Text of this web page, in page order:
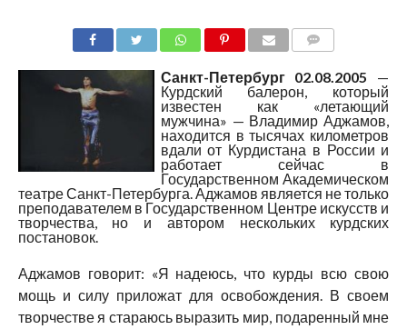
Санкт-Петербург 02.08.2005 —
Курдский балерон, который
известен как «летающий
мужчина» — Владимир Аджамов,
находится в тысячах километров
вдали от Курдистана в России и
работает сейчас в
Государственном Академическом
театре Санкт-Петербурга. Аджамов является не только
преподавателем в Государственном Центре искусств и
творчества, но и автором нескольких курдских
постановок.
Аджамов говорит: «Я надеюсь, что курды всю свою
мощь и силу приложат для освобождения. В своем
творчестве я стараюсь выразить мир, подаренный мне